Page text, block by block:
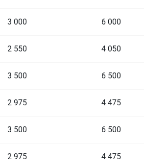
3 000 6 000
2 550 4 050
3 500 6 500
2 975 4 475
3 500 6 500
2 975 4 475